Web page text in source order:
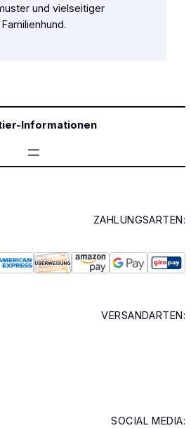
und vielseitiger
Familienhund.
Informationen
ZAHLUNGSARTEN:
VERSANDARTEN:
SOCIAL MEDIA: